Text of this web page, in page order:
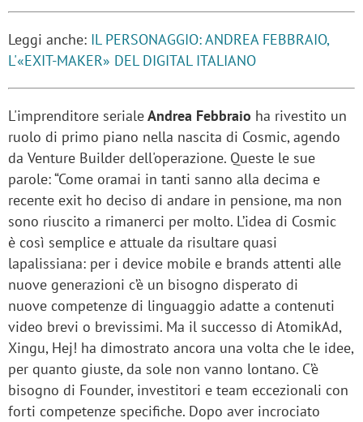
Leggi anche: IL PERSONAGGIO: ANDREA FEBBRAIO,
L'«EXIT-MAKER» DEL DIGITAL ITALIANO
L'imprenditore serialeAndrea Febbraio ha rivestito un
ruolo di primo piano nella nascita di Cosmic, agendo
da Venture Builder dell'operazione. Queste le sue
parole: “Come oramai in tanti sanno alla decima e
recente exit ho deciso di andare in pensione, ma non
sono riuscito a rimanerci per molto. L’idea di Cosmic
è così semplice e attuale da risultare quasi
lapalissiana: per i device mobile e brands attenti alle
nuove generazioni c’è un bisogno disperato di
nuove competenze di linguaggio adatte a contenuti
video brevi o brevissimi. Ma il successo di AtomikAd,
Xingu, Hej! ha dimostrato ancora una volta che le idee,
per quanto giuste, da sole non vanno lontano. C’è
bisogno di Founder, investitori e team eccezionali con
forti competenze specifiche. Dopo aver incrociato